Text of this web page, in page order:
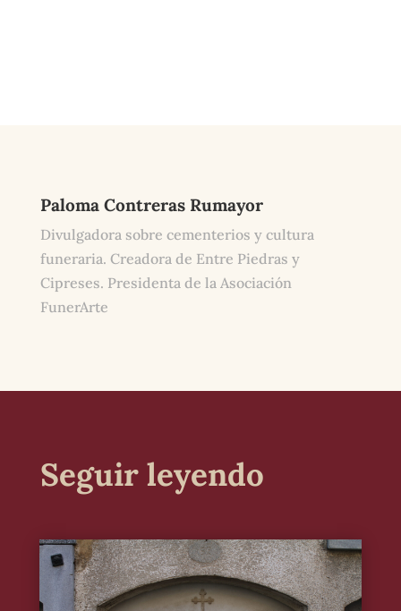
Paloma Contreras Rumayor
Divulgadora sobre cementerios y cultura
funeraria. Creadora de Entre Piedras y
Cipreses. Presidenta de la Asociación
FunerArte
Seguir leyendo